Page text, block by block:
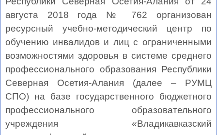
августа 2018 года № 762 организован
ресурсный учебно-методический центр по
обучению инвалидов и лиц с ограниченными
возможностями здоровья в системе среднего
профессионального образования Республики
Северная Осетия-Алания (далее – РУМЦ
СПО) на базе государственного бюджетного
профессионального образовательного
учреждения «Владикавказский